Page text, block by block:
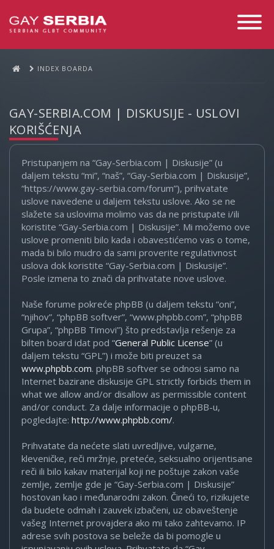
Toggle
INDEX BOARDA
GAY-SERBIA.COM | DISKUSIJE - USLOVI
KORIŠĆENJA
Pristupanjem na “Gay-Serbia.com | Diskusije” (u
daljem tekstu “mi”, “naš”, “Gay-Serbia.com | Diskusije”,
“https://www.gay-serbia.com/forum”), prihvatate
uslove navedene u daljem tekstu uslove. Ako se ne
slažete sa uslovima molimo vas da ne pristupate i/ili
koristite “Gay-Serbia.com | Diskusije”. Mi možemo ove
uslove promeniti bilo kada i obavestićemo vas o tome,
mada bi bilo mudro da sami proverite regulativnost
uslova dok koristite “Gay-Serbia.com | Diskusije”.
Posle izmena to znači da prihvatate nove uslove.
Naše forume pokreće phpBB (u daljem tekstu “oni”,
“njihov”, “phpBB softver”, “www.phpbb.com”, “phpBB
Grupa”, “phpBB Timovi”) što predstavlja rešenje za
bilten board idat pod “General Public License” (u
daljem tekstu “GPL”) i može biti preuzet sa
www.phpbb.com. phpBB softver se odnosi samo na
Internet bazirane diskusije GPL strictly forbids them in
what we allow and/or disallow as permissible content
and/or conduct. Za dalje informacije o phpBB-u,
pogledajte: http://www.phpbb.com/.
Prihvatate da nećete slati uvredljive, vulgarne,
kleveničke, reči mržnje, preteće, seksualno orijentisane
reči ili bilo kakav materijal koji ne poštuje zakon vaše
zemlje, zemlje gde je “Gay-Serbia.com | Diskusije”
hostovan kao i međunarodni zakon. Čineći to, rizikujete
da budete odmah i zauvek izbačeni, uz obaveštenje
vašeg Internet provajdera ako mi tako zahtevamo. IP
adrese svih postova se beleže da bi pomogle u